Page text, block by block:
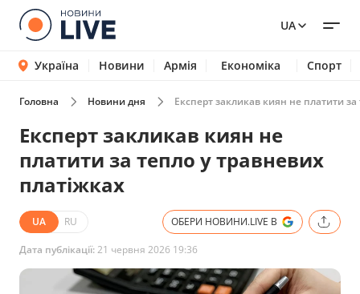
UA
Україна Новини Армія Економіка Спорт
Головна Новини дня Експерт закликав киян не платити
Експерт закликав киян не
платити за тепло у травневих
платіжках
UA RU ОБЕРИ НОВИНИ.LIVE В
Дата публікації:21 червня 2026 19:36